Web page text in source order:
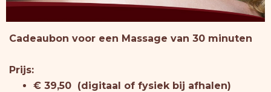
Cadeaubon voor een Massage van 30 minuten
Prijs:
€ 39,50 (digitaal of fysiek bij afhalen)